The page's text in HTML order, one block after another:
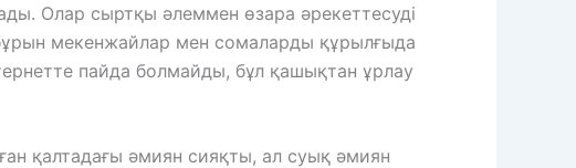
Олар сыртқы әлеммен өзара әрекеттесуді
мекенжайлар мен сомаларды құрылғыда
пайда болмайды, бұл қашықтан ұрлау
қалтадағы әмиян сияқты, ал суық әмиян